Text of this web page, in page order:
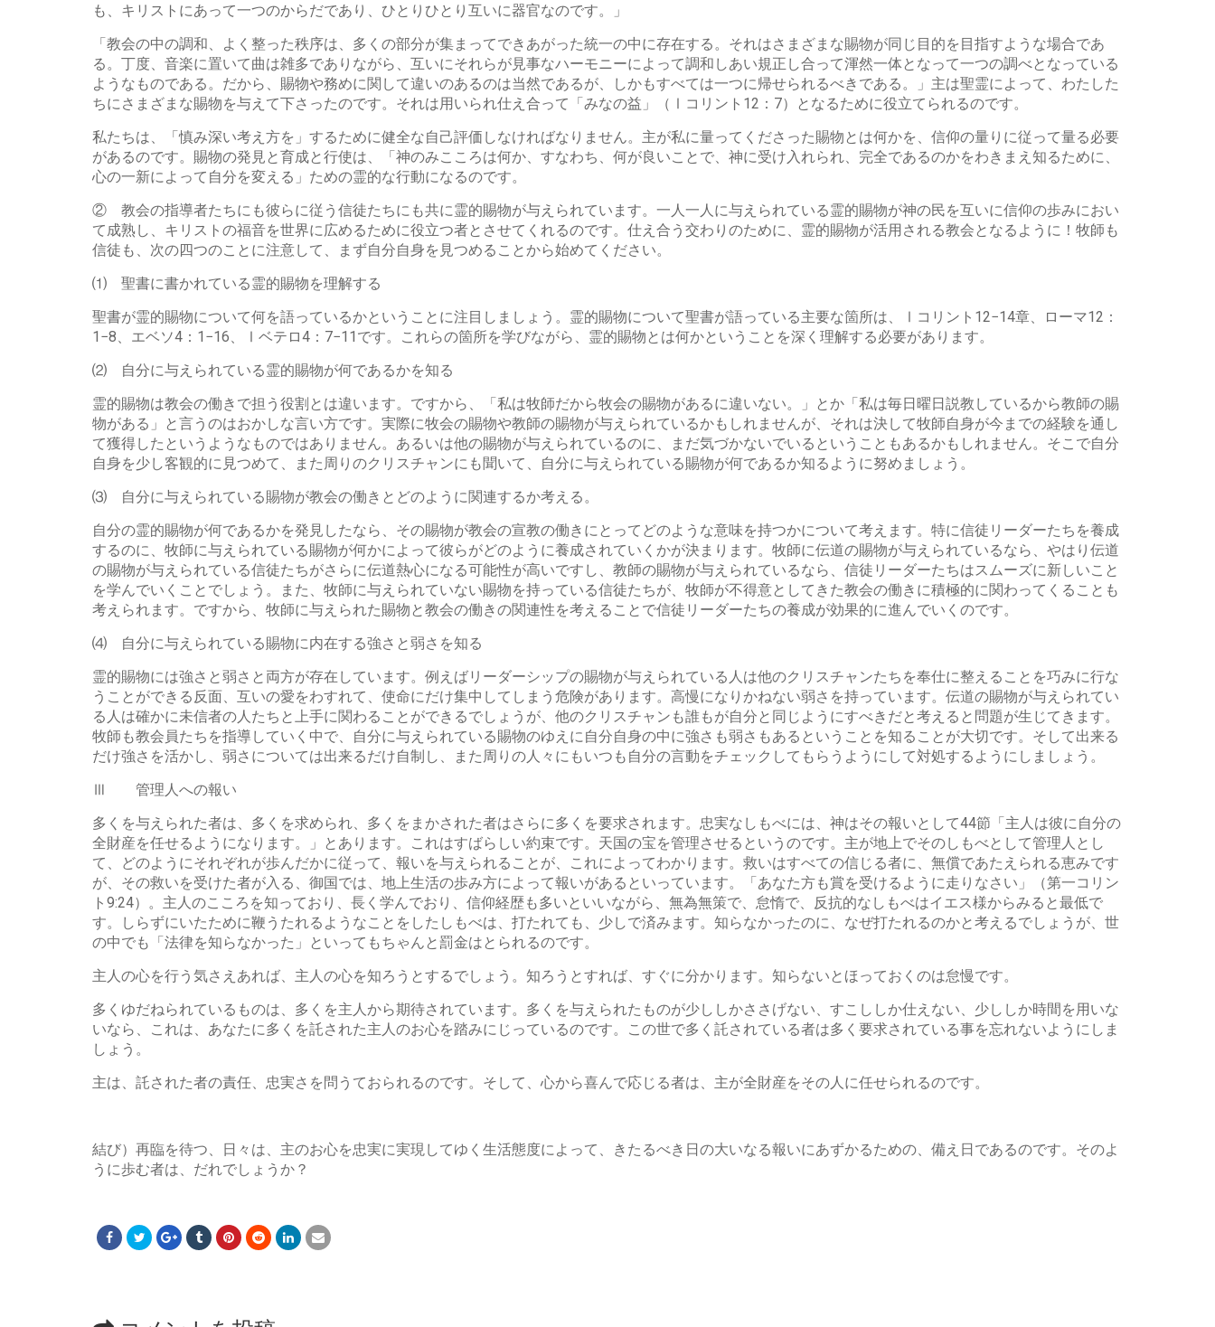
も、キリストにあって一つのからだであり、ひとりひとり互いに器官なのです。」
「教会の中の調和、よく整った秩序は、多くの部分が集まってできあがった統一の中に存在する。それはさまざまな賜物が同じ目的を目指すような場合であ
る。丁度、音楽に置いて曲は雑多でありながら、互いにそれらが見事なハーモニーによって調和しあい規正し合って渾然一体となって一つの調べとなっている
ようなものである。だから、賜物や務めに関して違いのあるのは当然であるが、しかもすべては一つに帰せられるべきである。」主は聖霊によって、わたした
ちにさまざまな賜物を与えて下さったのです。それは用いられ仕え合って「みなの益」（Ⅰコリント12：7）となるために役立てられるのです。
私たちは、「慎み深い考え方を」するために健全な自己評価しなければなりません。主が私に量ってくださった賜物とは何かを、信仰の量りに従って量る必要
があるのです。賜物の発見と育成と行使は、「神のみこころは何か、すなわち、何が良いことで、神に受け入れられ、完全であるのかをわきまえ知るために、
心の一新によって自分を変える」ための霊的な行動になるのです。
② 教会の指導者たちにも彼らに従う信徒たちにも共に霊的賜物が与えられています。一人一人に与えられている霊的賜物が神の民を互いに信仰の歩みにおい
て成熟し、キリストの福音を世界に広めるために役立つ者とさせてくれるのです。仕え合う交わりのために、霊的賜物が活用される教会となるように！牧師も
信徒も、次の四つのことに注意して、まず自分自身を見つめることから始めてください。
⑴ 聖書に書かれている霊的賜物を理解する
聖書が霊的賜物について何を語っているかということに注目しましょう。霊的賜物について聖書が語っている主要な箇所は、Ⅰコリント12−14章、ローマ12：
1−8、エベソ4：1−16、Ⅰベテロ4：7−11です。これらの箇所を学びながら、霊的賜物とは何かということを深く理解する必要があります。
⑵ 自分に与えられている霊的賜物が何であるかを知る
霊的賜物は教会の働きで担う役割とは違います。ですから、「私は牧師だから牧会の賜物があるに違いない。」とか「私は毎日曜日説教しているから教師の賜
物がある」と言うのはおかしな言い方です。実際に牧会の賜物や教師の賜物が与えられているかもしれませんが、それは決して牧師自身が今までの経験を通し
て獲得したというようなものではありません。あるいは他の賜物が与えられているのに、まだ気づかないでいるということもあるかもしれません。そこで自分
自身を少し客観的に見つめて、また周りのクリスチャンにも聞いて、自分に与えられている賜物が何であるか知るように努めましょう。
⑶ 自分に与えられている賜物が教会の働きとどのように関連するか考える。
自分の霊的賜物が何であるかを発見したなら、その賜物が教会の宣教の働きにとってどのような意味を持つかについて考えます。特に信徒リーダーたちを養成
するのに、牧師に与えられている賜物が何かによって彼らがどのように養成されていくかが決まります。牧師に伝道の賜物が与えられているなら、やはり伝道
の賜物が与えられている信徒たちがさらに伝道熱心になる可能性が高いですし、教師の賜物が与えられているなら、信徒リーダーたちはスムーズに新しいこと
を学んでいくことでしょう。また、牧師に与えられていない賜物を持っている信徒たちが、牧師が不得意としてきた教会の働きに積極的に関わってくることも
考えられます。ですから、牧師に与えられた賜物と教会の働きの関連性を考えることで信徒リーダーたちの養成が効果的に進んでいくのです。
⑷ 自分に与えられている賜物に内在する強さと弱さを知る
霊的賜物には強さと弱さと両方が存在しています。例えばリーダーシップの賜物が与えられている人は他のクリスチャンたちを奉仕に整えることを巧みに行な
うことができる反面、互いの愛をわすれて、使命にだけ集中してしまう危険があります。高慢になりかねない弱さを持っています。伝道の賜物が与えられてい
る人は確かに未信者の人たちと上手に関わることができるでしょうが、他のクリスチャンも誰もが自分と同じようにすべきだと考えると問題が生じてきます。
牧師も教会員たちを指導していく中で、自分に与えられている賜物のゆえに自分自身の中に強さも弱さもあるということを知ることが大切です。そして出来る
だけ強さを活かし、弱さについては出来るだけ自制し、また周りの人々にもいつも自分の言動をチェックしてもらうようにして対処するようにしましょう。
Ⅲ 管理人への報い
多くを与えられた者は、多くを求められ、多くをまかされた者はさらに多くを要求されます。忠実なしもべには、神はその報いとして44節「主人は彼に自分の
全財産を任せるようになります。」とあります。これはすばらしい約束です。天国の宝を管理させるというのです。主が地上でそのしもべとして管理人とし
て、どのようにそれぞれが歩んだかに従って、報いを与えられることが、これによってわかります。救いはすべての信じる者に、無償であたえられる恵みです
が、その救いを受けた者が入る、御国では、地上生活の歩み方によって報いがあるといっています。「あなた方も賞を受けるように走りなさい」（第一コリン
ト9:24）。主人のこころを知っており、長く学んでおり、信仰経歴も多いといいながら、無為無策で、怠惰で、反抗的なしもべはイエス様からみると最低で
す。しらずにいたために鞭うたれるようなことをしたしもべは、打たれても、少しで済みます。知らなかったのに、なぜ打たれるのかと考えるでしょうが、世
の中でも「法律を知らなかった」といってもちゃんと罰金はとられるのです。
主人の心を行う気さえあれば、主人の心を知ろうとするでしょう。知ろうとすれば、すぐに分かります。知らないとほっておくのは怠慢です。
多くゆだねられているものは、多くを主人から期待されています。多くを与えられたものが少ししかささげない、すこししか仕えない、少ししか時間を用いな
いなら、これは、あなたに多くを託された主人のお心を踏みにじっているのです。この世で多く託されている者は多く要求されている事を忘れないようにしま
しょう。
主は、託された者の責任、忠実さを問うておられるのです。そして、心から喜んで応じる者は、主が全財産をその人に任せられるのです。
結び）再臨を待つ、日々は、主のお心を忠実に実現してゆく生活態度によって、きたるべき日の大いなる報いにあずかるための、備え日であるのです。そのよ
うに歩む者は、だれでしょうか？